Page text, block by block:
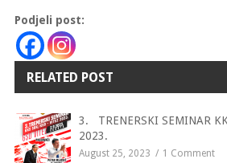
Podjeli post:
RELATED POST
3. TRENERSKI SEMINAR
2023.
August 25, 2023 1 Comment